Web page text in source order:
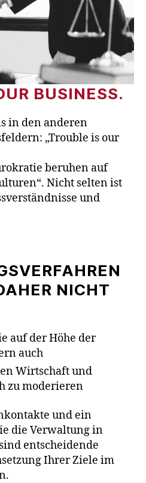
BUSINESS.
in den anderen
„Trouble is our
beruhen auf
Nicht selten ist
und
NICHT
auf der Höhe der
auch
Wirtschaft und
zu moderieren
und ein
die Verwaltung in
entscheidende
Ihrer Ziele im